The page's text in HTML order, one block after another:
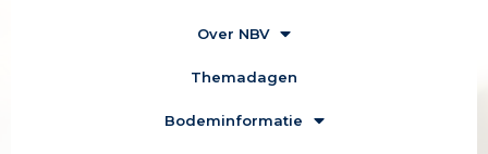
Over NBV
Themadagen
Bodeminformatie